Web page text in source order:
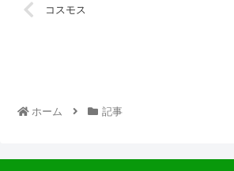
コスモス
ホーム 記事